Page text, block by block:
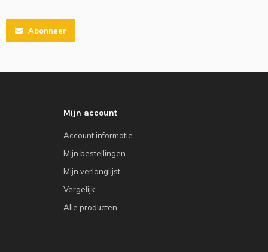
Abonneer
Mijn account
Account informatie
Mijn bestellingen
Mijn verlanglijst
Vergelijk
Alle producten